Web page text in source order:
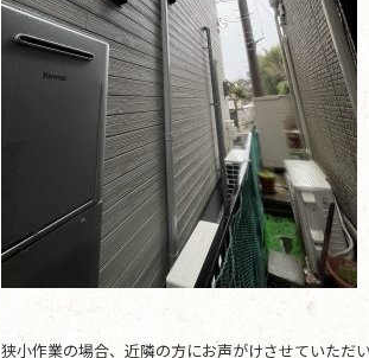
狭小作業の場合、近隣の方にお声がけさせていただ